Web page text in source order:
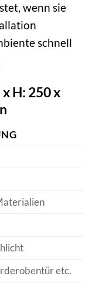
wenn sie
schnell
H: 250 x
etc.